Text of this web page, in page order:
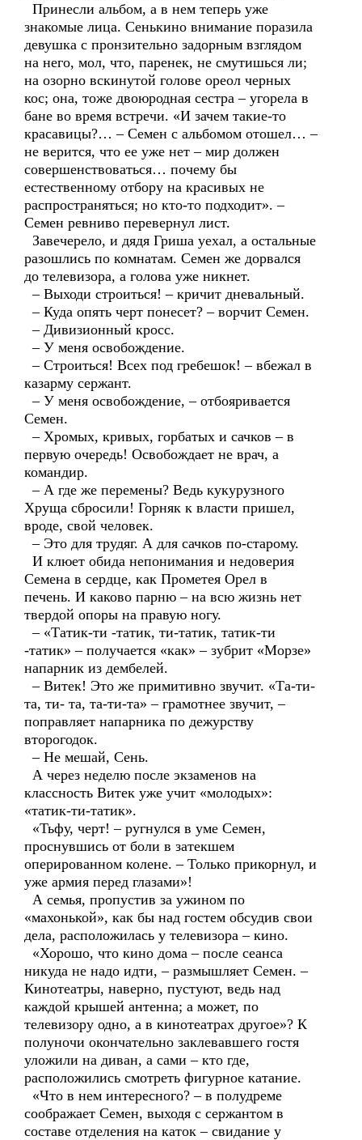
Принесли альбом, а в нем теперь уже
знакомые лица. Сенькино внимание поразила
девушка с пронзительно задорным взглядом
на него, мол, что, паренек, не смутишься ли;
на озорно вскинутой голове ореол черных
кос; она, тоже двоюродная сестра – угорела в
бане во время встречи. «И зачем такие-то
красавицы?… – Семен с альбомом отошел… –
не верится, что ее уже нет – мир должен
совершенствоваться… почему бы
естественному отбору на красивых не
распространяться; но кто-то подходит». –
Семен ревниво перевернул лист.
Завечерело, и дядя Гриша уехал, а остальные
разошлись по комнатам. Семен же дорвался
до телевизора, а голова уже никнет.
– Выходи строиться! – кричит дневальный.
– Куда опять черт понесет? – ворчит Семен.
– Дивизионный кросс.
– У меня освобождение.
– Строиться! Всех под гребешок! – вбежал в
казарму сержант.
– У меня освобождение, – отбояривается
Семен.
– Хромых, кривых, горбатых и сачков – в
первую очередь! Освобождает не врач, а
командир.
– А где же перемены? Ведь кукурузного
Хруща сбросили! Горняк к власти пришел,
вроде, свой человек.
– Это для трудяг. А для сачков по-старому.
И клюет обида непонимания и недоверия
Семена в сердце, как Прометея Орел в
печень. И каково парню – на всю жизнь нет
твердой опоры на правую ногу.
– «Татик-ти -татик, ти-татик, татик-ти
-татик» – получается «как» – зубрит «Морзе»
напарник из дембелей.
– Витек! Это же примитивно звучит. «Та-ти-
та, ти- та, та-ти-та» – грамотнее звучит, –
поправляет напарника по дежурству
второгодок.
– Не мешай, Сень.
А через неделю после экзаменов на
классность Витек уже учит «молодых»:
«татик-ти-татик».
«Тьфу, черт! – ругнулся в уме Семен,
проснувшись от боли в затекшем
оперированном колене. – Только прикорнул, и
уже армия перед глазами»!
А семья, пропустив за ужином по
«махонькой», как бы над гостем обсудив свои
дела, расположилась у телевизора – кино.
«Хорошо, что кино дома – после сеанса
никуда не надо идти, – размышляет Семен. –
Кинотеатры, наверно, пустуют, ведь над
каждой крышей антенна; а может, по
телевизору одно, а в кинотеатрах другое»? К
полуночи окончательно заклевавшего гостя
уложили на диван, а сами – кто где,
расположились смотреть фигурное катание.
«Что в нем интересного? – в полудреме
соображает Семен, выходя с сержантом в
составе отделения на каток – свидание у